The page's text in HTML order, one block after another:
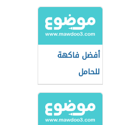
أفضل فاكهة
للحامل